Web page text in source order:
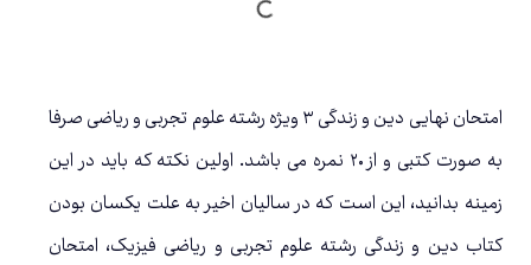
امتحان نهایی دین و زندگی ۳ ویژه رشته علوم تجربی و ریاضی صرفا
به صورت کتبی و از ۲۰ نمره می باشد. اولین نکته که باید در این
زمینه بدانید، این است که در سالیان اخیر به علت یکسان بودن
کتاب دین و زندگی رشته علوم تجربی و ریاضی فیزیک، امتحان